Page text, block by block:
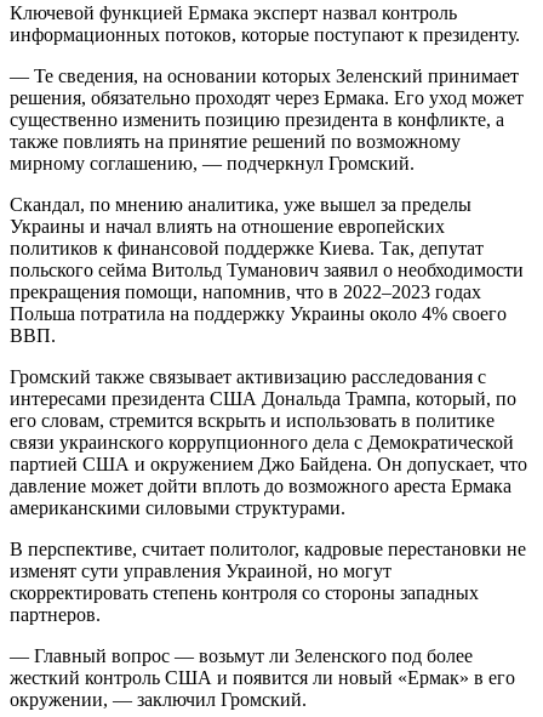
Ключевой функцией Ермака эксперт назвал контроль
информационных потоков, которые поступают к президенту.
— Те сведения, на основании которых Зеленский принимает
решения, обязательно проходят через Ермака. Его уход может
существенно изменить позицию президента в конфликте, а
также повлиять на принятие решений по возможному
мирному соглашению, — подчеркнул Громский.
Скандал, по мнению аналитика, уже вышел за пределы
Украины и начал влиять на отношение европейских
политиков к финансовой поддержке Киева. Так, депутат
польского сейма Витольд Туманович заявил о необходимости
прекращения помощи, напомнив, что в 2022–2023 годах
Польша потратила на поддержку Украины около 4% своего
ВВП.
Громский также связывает активизацию расследования с
интересами президента США Дональда Трампа, который, по
его словам, стремится вскрыть и использовать в политике
связи украинского коррупционного дела с Демократической
партией США и окружением Джо Байдена. Он допускает, что
давление может дойти вплоть до возможного ареста Ермака
американскими силовыми структурами.
В перспективе, считает политолог, кадровые перестановки не
изменят сути управления Украиной, но могут
скорректировать степень контроля со стороны западных
партнеров.
— Главный вопрос — возьмут ли Зеленского под более
жесткий контроль США и появится ли новый «Ермак» в его
окружении, — заключил Громский.